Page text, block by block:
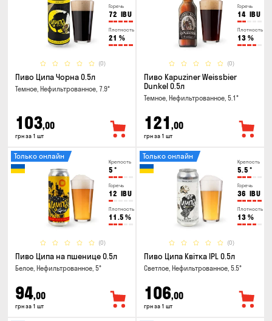
Горечь
72 IBU
Плотность
21 %
(0)
Пиво Ципа Чорна 0.5л
Темное, Нефильтрованное, 7.9°
103,00
грн за 1 шт
Горечь
14 IBU
Плотность
13 %
(0)
Пиво Kapuziner Weissbier
Dunkel 0.5л
Темное, Нефильтрованное, 5.1°
121 ,00
грн за 1 шт
Крепость
5 °
Горечь
12 IBU
Плотность
11.5 %
(0)
Только онлайн
Пиво Ципа на пшенице 0.5л
Белое, Нефильтрованное, 5°
94,00
грн за 1 шт
Крепость
5.5 °
Горечь
36 IBU
Плотность
13 %
(0)
Только онлайн
Пиво Ципа Квітка IPL 0.5л
Светлое, Нефильтрованное, 5.5°
106,00
грн за 1 шт